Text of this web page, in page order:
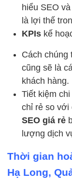
hiểu SEO
là lợi thế
KPIs kế
Cách chúng
cũng sẽ là
khách hàng.
Tiết kiệm
chỉ rẻ so với
SEO giá rẻ
lượng dịch
Thời gian
Hạ Long,